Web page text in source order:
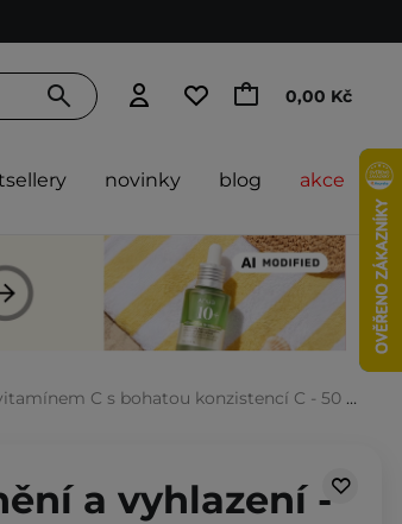
0,00 Kč
novinky blog akce
C s bohatou konzistencí C - 50 ml
a vyhlazení -